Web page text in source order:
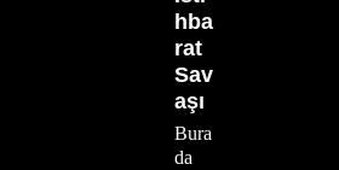
hba
rat
Sav
aşı
Bura
da